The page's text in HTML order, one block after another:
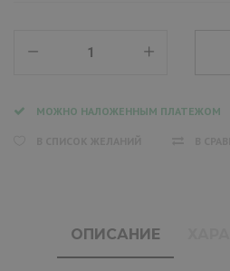
МОЖНО НАЛОЖЕННЫМ ПЛАТЕЖОМ
ОПИСАНИЕ